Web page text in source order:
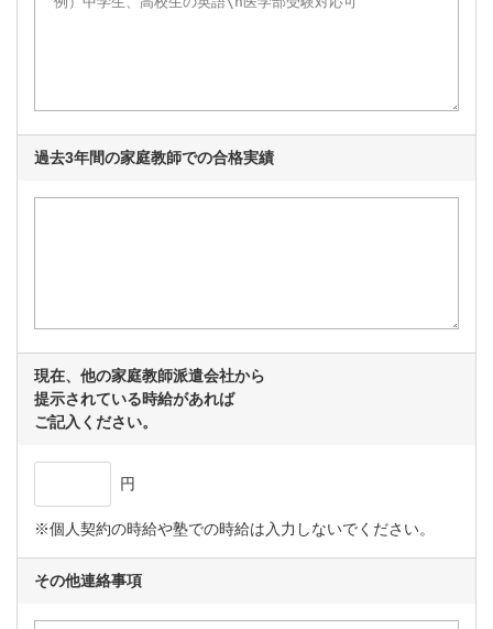
過去3年間の家庭教師での合格実績
現在、他の家庭教師派遣会社から
提示されている時給があれば
ご記入ください。
円
※個人契約の時給や塾での時給は入力しないでください。
その他連絡事項